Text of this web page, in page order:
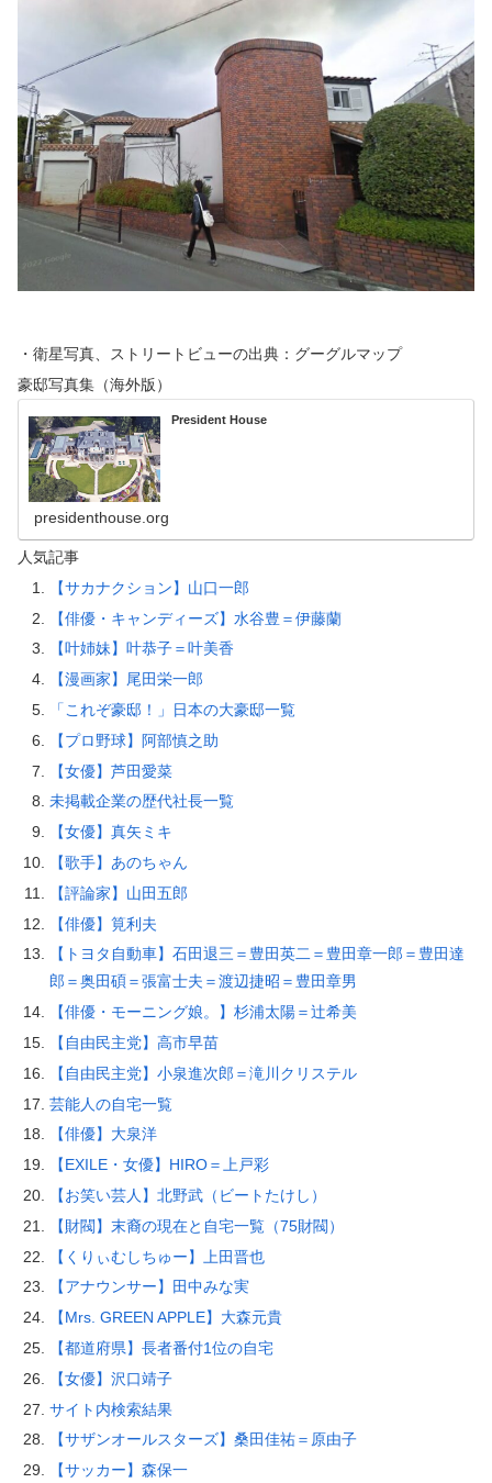
・衛星写真、ストリートビューの出典：グーグルマップ
豪邸写真集（海外版）
President House
presidenthouse.org
人気記事
【サカナクション】山口一郎
【俳優・キャンディーズ】水谷豊＝伊藤蘭
【叶姉妹】叶恭子＝叶美香
【漫画家】尾田栄一郎
「これぞ豪邸！」日本の大豪邸一覧
【プロ野球】阿部慎之助
【女優】芦田愛菜
未掲載企業の歴代社長一覧
【女優】真矢ミキ
【歌手】あのちゃん
【評論家】山田五郎
【俳優】筧利夫
【トヨタ自動車】石田退三＝豊田英二＝豊田章一郎＝豊田達
郎＝奥田碩＝張富士夫＝渡辺捷昭＝豊田章男
【俳優・モーニング娘。】杉浦太陽＝辻希美
【自由民主党】高市早苗
【自由民主党】小泉進次郎＝滝川クリステル
芸能人の自宅一覧
【俳優】大泉洋
【EXILE・女優】HIRO＝上戸彩
【お笑い芸人】北野武（ビートたけし）
【財閥】末裔の現在と自宅一覧（75財閥）
【くりぃむしちゅー】上田晋也
【アナウンサー】田中みな実
【Mrs. GREEN APPLE】大森元貴
【都道府県】長者番付1位の自宅
【女優】沢口靖子
サイト内検索結果
【サザンオールスターズ】桑田佳祐＝原由子
【サッカー】森保一